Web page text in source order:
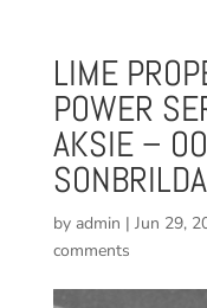
LIME
POWER
AKSIE –
by admin | Jun 29,
comments